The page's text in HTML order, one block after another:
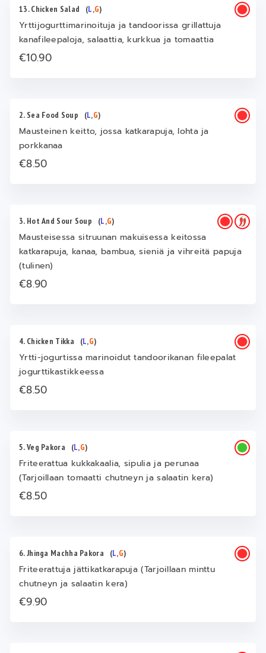
13. Chicken Salad (L,G)
Yrttijogurttimarinoituja ja tandoorissa grillattuja
kanafileepaloja, salaattia, kurkkua ja tomaattia
€10.90
2. Sea Food Soup (L,G)
Mausteinen keitto, jossa katkarapuja, lohta ja
porkkanaa
€8.50
3. Hot And Sour Soup (L,G)
Mausteisessa sitruunan makuisessa keitossa
katkarapuja, kanaa, bambua, sieniä ja vihreitä papuja
(tulinen)
€8.90
4. Chicken Tikka (L,G)
Yrtti-jogurtissa marinoidut tandoorikanan fileepalat
jogurttikastikkeessa
€8.50
5. Veg Pakora (L,G)
Friteerattua kukkakaalia, sipulia ja perunaa
(Tarjoillaan tomaatti chutneyn ja salaatin kera)
€8.50
6. Jhinga Machha Pakora (L,G)
Friteerattuja jättikatkarapuja (Tarjoillaan minttu
chutneyn ja salaatin kera)
€9.90